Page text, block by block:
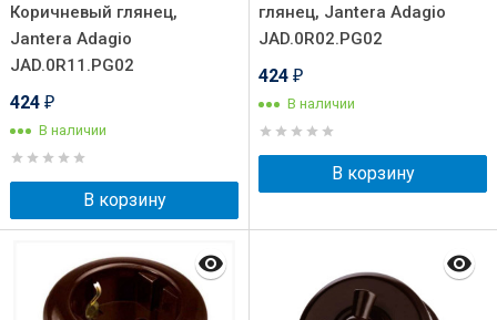
Коричневый глянец,
Jantera Adagio
JAD.0R11.PG02
424 ₽
В наличии
В корзину
глянец, Jantera Adagio
JAD.0R02.PG02
424 ₽
В наличии
В корзину